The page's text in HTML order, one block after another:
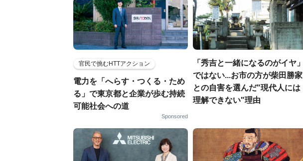
官民で挑むHTTアクション
電力を「へらす・つくる・ため
る」で東京都と企業が歩む持続
可能社会への道
Sponsored
「秀吉と一緒になるのがイヤ」
ではない...お市の方が柴田勝家
との自害を選んだ"現代人には
理解できない"理由